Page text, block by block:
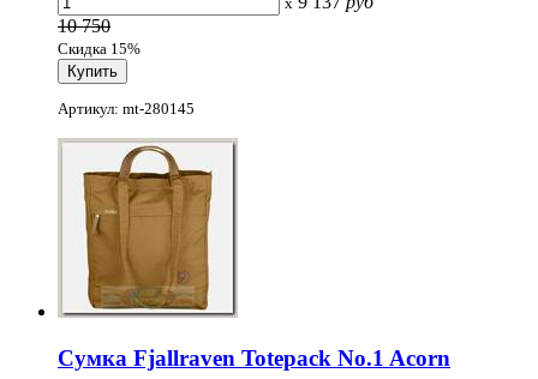
10 750
Скидка 15%
Артикул: mt-280145
Сумка Fjallraven Totepack No.1 Acorn